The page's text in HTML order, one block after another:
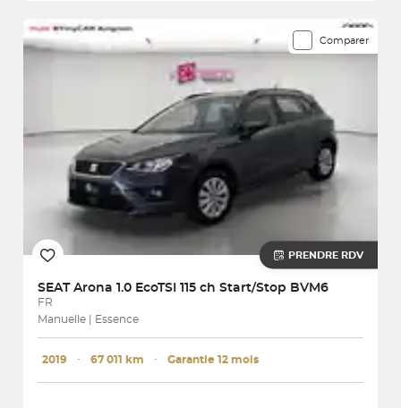
Comparer
PRENDRE RDV
SEAT Arona 1.0 EcoTSI 115 ch Start/Stop BVM6
FR
Manuelle | Essence
2019 ･ 67 011 km ･ Garantie 12 mois